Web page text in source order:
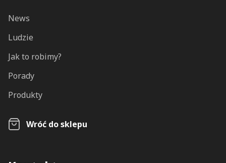
News
Ludzie
Jak to robimy?
Porady
Produkty
Wróć do sklepu